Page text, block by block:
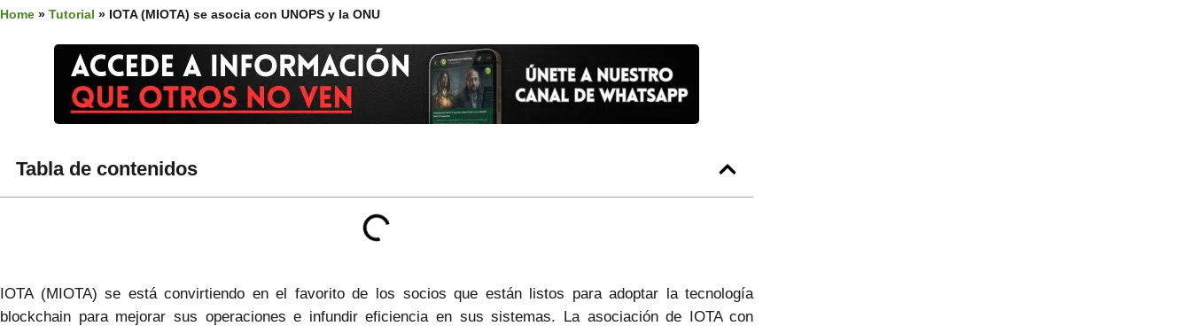
Home » Tutorial » IOTA (MIOTA) se asocia con UNOPS y la ONU
Tabla de contenidos
IOTA (MIOTA) se está convirtiendo en el favorito de los socios que están listos para adoptar la tecnología
blockchain para mejorar sus operaciones e infundir eficiencia en sus sistemas. La asociación de IOTA con